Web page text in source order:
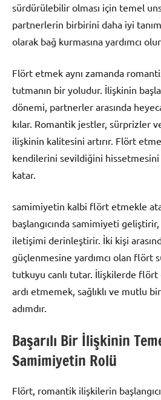
sürdürülebilir olması için temel
partnerlerin birbirini daha iyi
olarak bağ kurmasına yardımcı olur.
Flört etmek aynı zamanda
tutmanın bir yoludur. İlişkinin
dönemi, partnerler arasında
kılar. Romantik jestler, sürprizler
ilişkinin kalitesini artırır. Flört
kendilerini sevildiğini
katar.
samimiyetin kalbi flört etmekle
başlangıcında samimiyeti
iletişimi derinleştirir. İki kişi
güçlenmesine yardımcı olan flört
tutkuyu canlı tutar. İlişkilerde
ardı etmemek, sağlıklı ve mutlu
adımdır.
Başarılı Bir İlişkinin
Samimiyetin Rolü
Flört, romantik ilişkilerin